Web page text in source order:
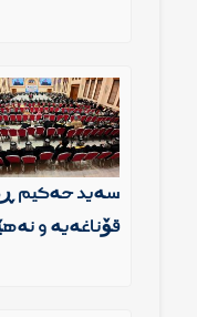
سەید حەكیم
قۆناغەیە و